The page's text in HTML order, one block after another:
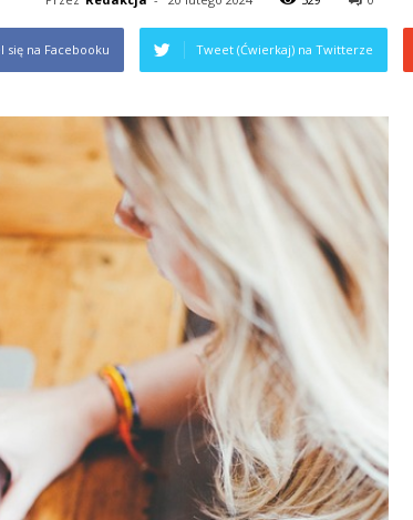
się na Facebooku Tweet (Ćwierkaj) na Twitterze